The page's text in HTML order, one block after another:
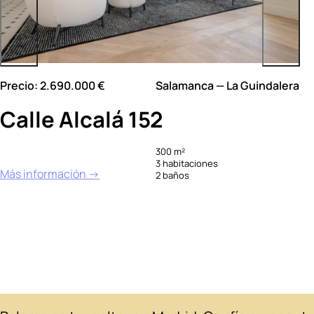
Precio: 2.690.000 € Salamanca — La Guindalera
Calle Alcalá 152
300 m²
3 habitaciones
2 baños
Más información →